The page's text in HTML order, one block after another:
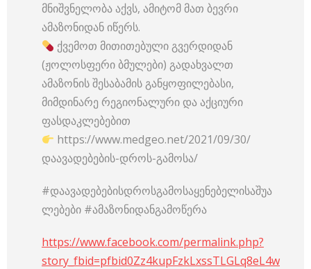
მნიშვნელობა აქვს, ამიტომ მათ ბევრი
ამაზონიდან იწერს.
ქვემოთ მითითებული გვერდიდან
(ჟოლოსფერი ბმულები) გადახვალთ
ამაზონის შესაბამის განყოფილებასი,
მიმდინარე რეგიონალური და აქციური
ფასდაკლებებით
https://www.medgeo.net/2021/09/30/
დაავადებების-დროს-გამოსა/
#დაავადებებისდროსგამოსაყენებელისაშუა
ლებები #ამაზონიდანგამოწერა
https://www.facebook.com/permalink.php?
story_fbid=pfbid0Zz4kupFzkLxssTLGLq8eL4w